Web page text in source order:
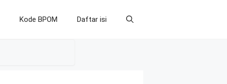
Kode BPOM Daftar isi